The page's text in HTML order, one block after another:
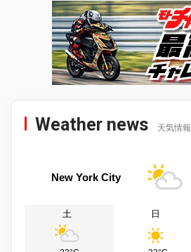
Weather news 天気情報
New York City
土 日